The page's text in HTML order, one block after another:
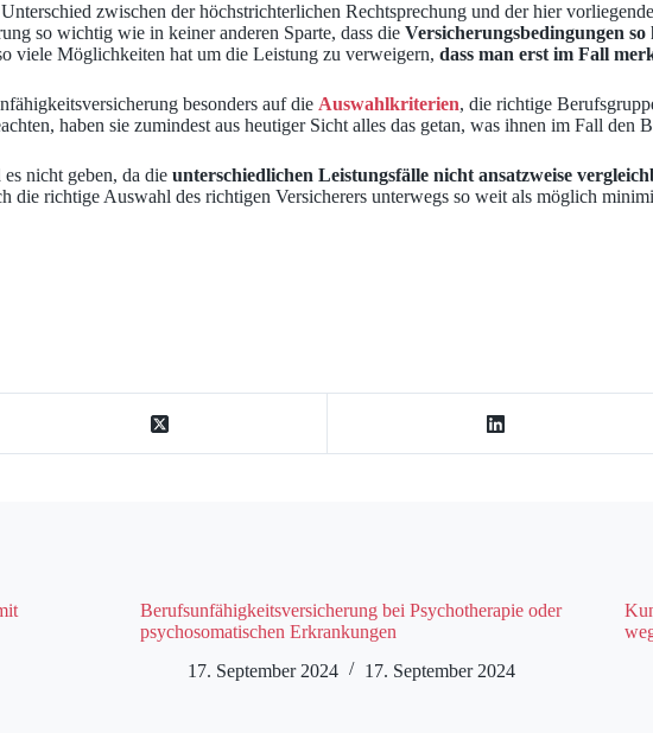
zwischen der höchstrichterlichen Rechtsprechung und der hier
so wichtig wie in keiner anderen Sparte, dass die Versicherungsbedingungen
viele Möglichkeiten hat um die Leistung zu verweigern, dass man erst im Fall
besonders auf die Auswahlkriterien, die richtige
haben sie zumindest aus heutiger Sicht alles das getan, was ihnen im Fall den
nicht geben, da die unterschiedlichen Leistungsfälle nicht ansatzweise
die richtige Auswahl des richtigen Versicherers unterwegs so weit als möglich
Berufsunfähigkeitsversicherung bei Psychotherapie oder
psychosomatischen Erkrankungen
17. September 2024
17. September 2024